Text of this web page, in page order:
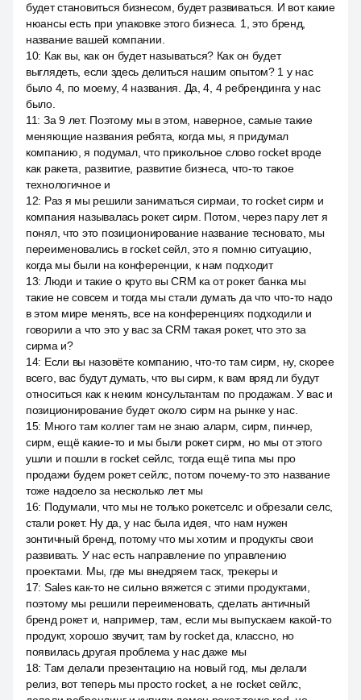
будет становиться бизнесом, будет развиваться. И вот какие
нюансы есть при упаковке этого бизнеса. 1, это бренд,
название вашей компании.
10: Как вы, как он будет называться? Как он будет
выглядеть, если здесь делиться нашим опытом? 1 у нас
было 4, по моему, 4 названия. Да, 4, 4 ребрендинга у нас
было.
11: За 9 лет. Поэтому мы в этом, наверное, самые такие
меняющие названия ребята, когда мы, я придумал
компанию, я подумал, что прикольное слово rocket вроде
как ракета, развитие, развитие бизнеса, что-то такое
технологичное и
12: Раз я мы решили заниматься сирмаи, то rocket сирм и
компания называлась рокет сирм. Потом, через пару лет я
понял, что это позиционирование название тесновато, мы
переименовались в rocket сейл, это я помню ситуацию,
когда мы были на конференции, к нам подходит
13: Люди и такие о круто вы CRM ка от рокет банка мы
такие не совсем и тогда мы стали думать да что что-то надо
в этом мире менять, все на конференциях подходили и
говорили а что это у вас за CRM такая рокет, что это за
сирма и?
14: Если вы назовёте компанию, что-то там сирм, ну, скорее
всего, вас будут думать, что вы сирм, к вам вряд ли будут
относиться как к неким консультантам по продажам. У вас и
позиционирование будет около сирм на рынке у нас.
15: Много там коллег там не знаю аларм, сирм, пинчер,
сирм, ещё какие-то и мы были рокет сирм, но мы от этого
ушли и пошли в rocket сейлс, тогда ещё типа мы про
продажи будем рокет сейлс, потом почему-то это название
тоже надоело за несколько лет мы
16: Подумали, что мы не только рокетселс и обрезали селс,
стали рокет. Ну да, у нас была идея, что нам нужен
зонтичный бренд, потому что мы хотим и продукты свои
развивать. У нас есть направление по управлению
проектами. Мы, где мы внедряем таск, трекеры и
17: Sales как-то не сильно вяжется с этими продуктами,
поэтому мы решили переименовать, сделать античный
бренд рокет и, например, там, если мы выпускаем какой-то
продукт, хорошо звучит, там by rocket да, классно, но
появилась другая проблема у нас даже мы
18: Там делали презентацию на новый год, мы делали
релиз, вот теперь мы просто rocket, а не rocket сейлс,